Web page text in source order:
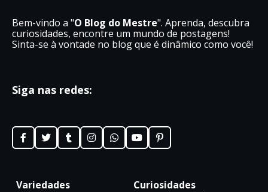
Bem-vindo a "O Blog do Mestre". Aprenda, descubra
curiosidades, encontre um mundo de postagens!
Sinta-se à vontade no blog que é dinâmico como você!
Siga nas redes:
Variedades
Curiosidades